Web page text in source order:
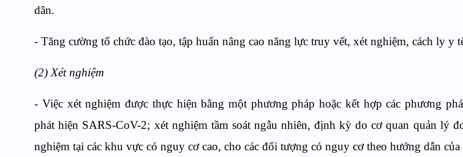
dân.
- Tăng cường tổ chức đào tạo, tập huấn nâng cao năng lực truy vết, xét nghiệm, cách ly y
(2) Xét nghiệm
- Việc xét nghiệm được thực hiện bằng một phương pháp hoặc kết hợp các phương
phát hiện SARS-CoV-2; xét nghiệm tầm soát ngẫu nhiên, định kỳ do cơ quan quản lý
nghiệm tại các khu vực có nguy cơ cao, cho các đối tượng có nguy cơ theo hướng dẫn của